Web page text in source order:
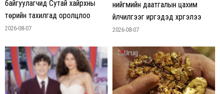
байгуулагчид Сутай хайрхны
төрийн тахилгад оролцлоо
2026-08-07
нийгмийн даатгалын цахим
үйлчилгээг иргэдэд хүргэлээ
2026-08-07